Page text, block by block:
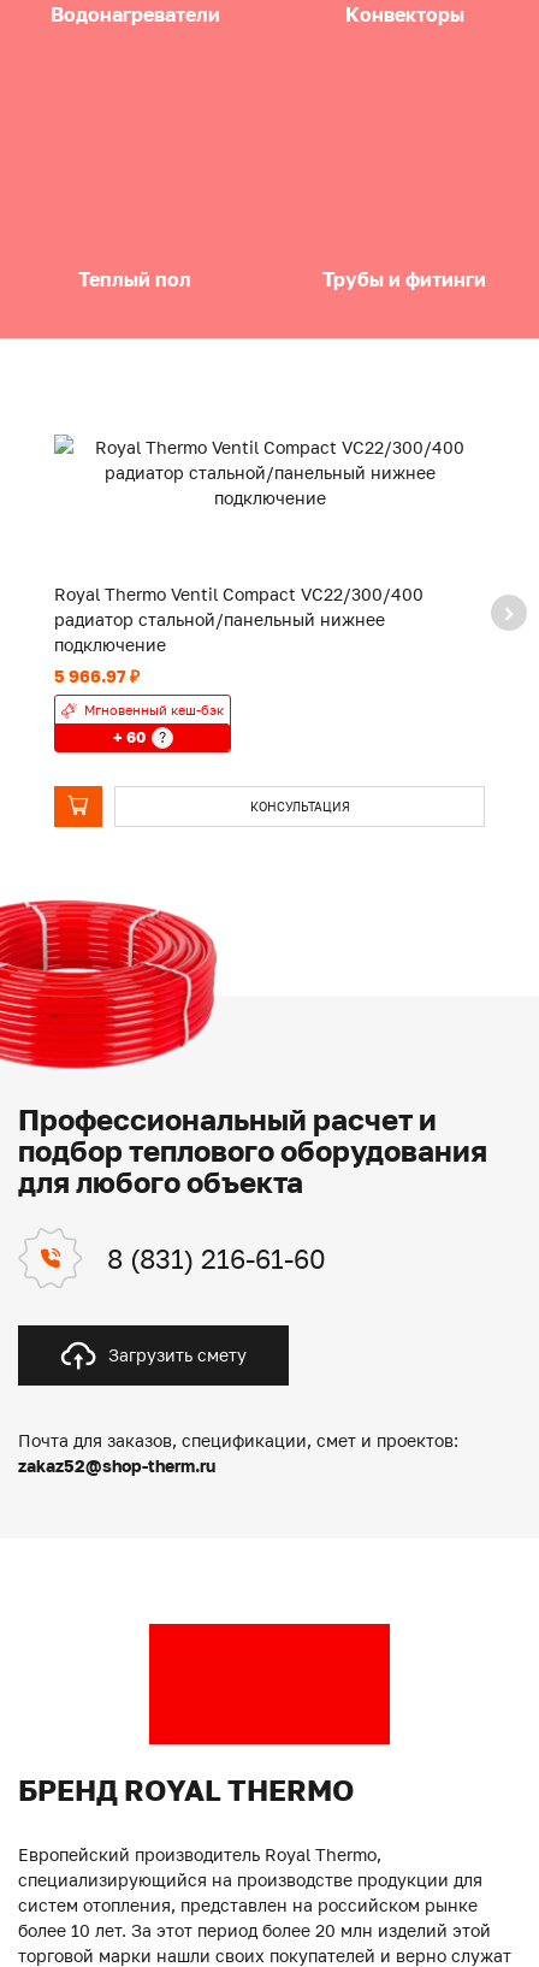
Водонагреватели Конвекторы
Теплый пол Трубы и фитинги
Royal Thermo Ventil Compact VC22/300/400
радиатор стальной/панельный нижнее
подключение
5 966.97 ₽
Мгновенный кеш-бэк
+ 60 ?
КОНСУЛЬТАЦИЯ
Профессиональный расчет и
подбор теплового оборудования
для любого объекта
8 (831) 216-61-60
Загрузить смету
Почта для заказов, спецификации, смет и проектов:
zakaz52@shop-therm.ru
БРЕНД ROYAL THERMO
Европейский производитель Royal Thermo,
специализирующийся на производстве продукции для
систем отопления, представлен на российском рынке
более 10 лет. За этот период более 20 млн изделий этой
торговой марки нашли своих покупателей и верно служат